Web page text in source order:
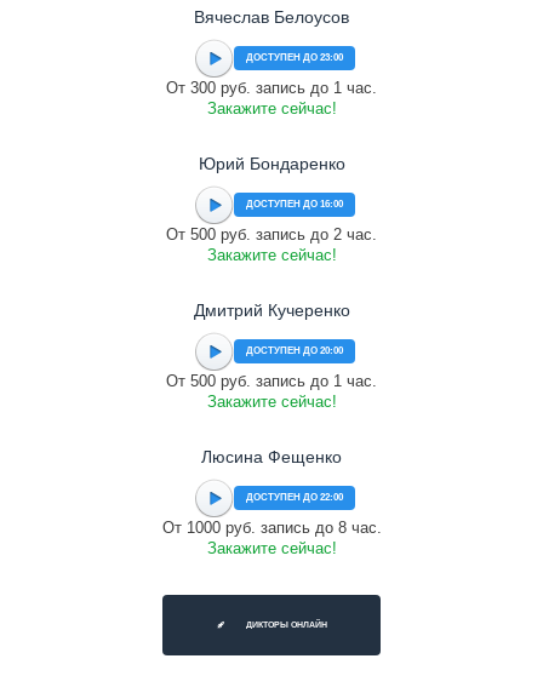
Вячеслав Белоусов
ДОСТУПЕН ДО 23:00
От 300 руб. запись до 1 час.
Закажите сейчас!
Юрий Бондаренко
ДОСТУПЕН ДО 16:00
От 500 руб. запись до 2 час.
Закажите сейчас!
Дмитрий Кучеренко
ДОСТУПЕН ДО 20:00
От 500 руб. запись до 1 час.
Закажите сейчас!
Люсина Фещенко
ДОСТУПЕН ДО 22:00
От 1000 руб. запись до 8 час.
Закажите сейчас!
ДИКТОРЫ ОНЛАЙН